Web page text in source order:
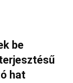
be
hat